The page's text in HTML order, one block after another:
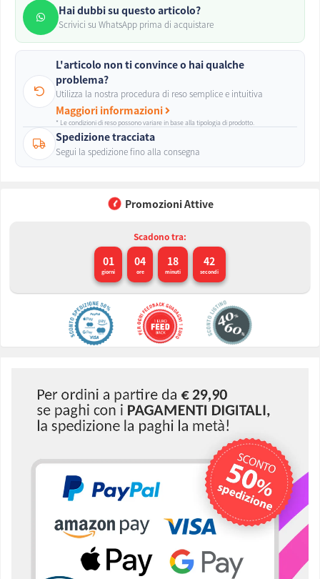
Hai dubbi su questo articolo?
Scrivici su WhatsApp prima di acquistare
L'articolo non ti convince o hai qualche
problema?
Utilizza la nostra procedura di reso semplice e intuitiva
Maggiori informazioni
* Le condizioni di reso possono variare in base alla tipologia di prodotto.
Spedizione tracciata
Segui la spedizione fino alla consegna
Promozioni Attive
Scadono tra:
01
giorni
04
ore
18
minuti
41
secondi